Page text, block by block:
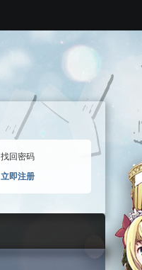
找回密码
立即注册